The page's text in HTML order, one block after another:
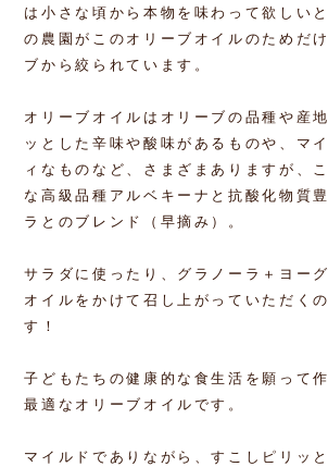
は小さな頃から本物を味わって欲しい
の農園がこのオリーブオイルのためだ
ブから絞られています。
オリーブオイルはオリーブの品種や産
ッとした辛味や酸味があるものや、マ
ィなものなど、さまざまありますが、
な高級品種アルベキーナと抗酸化物質
ラとのブレンド（早摘み）。
サラダに使ったり、グラノーラ＋ヨー
オイルをかけて召し上がっていただく
す！
子どもたちの健康的な食生活を願って
最適なオリーブオイルです。
マイルドでありながら、すこしピリッ